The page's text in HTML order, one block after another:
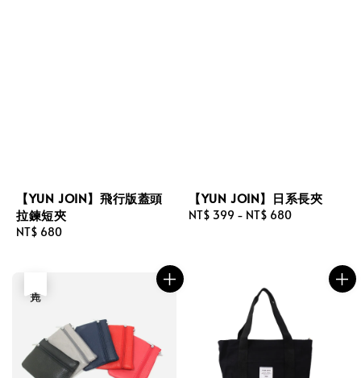
【YUN JOIN】飛行版蓋頭
拉鍊短夾
Regular
NT$ 680
【YUN JOIN】日系長夾
Regular
NT$ 399 - NT$ 680